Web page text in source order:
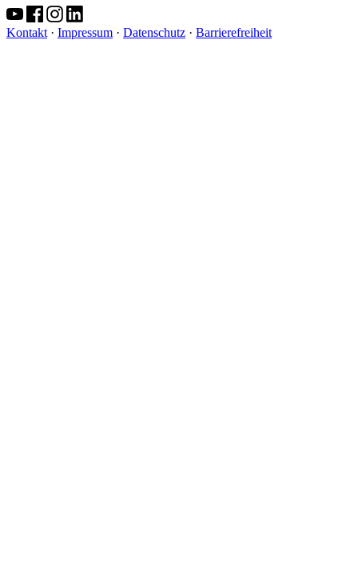
Kontakt · Impressum · Datenschutz · Barrierefreiheit